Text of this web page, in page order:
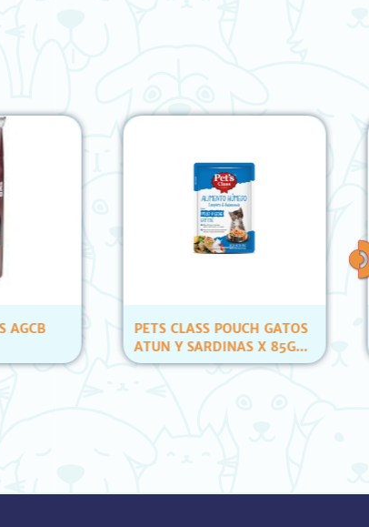
GATOS
X 85GR
RASCALS PACK 3 PELOTAS
C/ RELLENO E HIERBA
(YT80007)